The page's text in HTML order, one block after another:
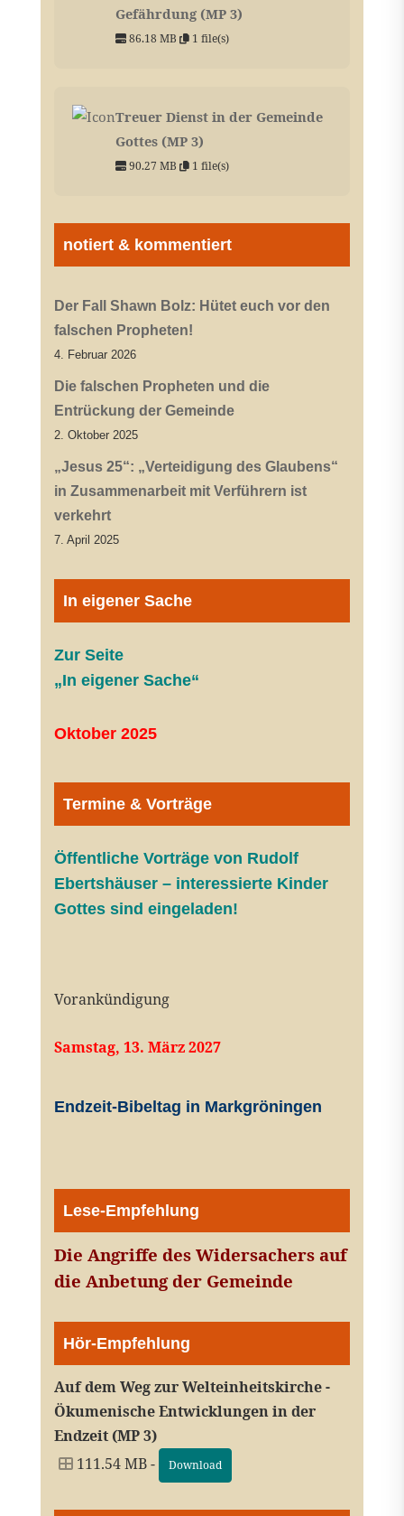
Gefährdung (MP 3)
86.18 MB 1 file(s)
Treuer Dienst in der Gemeinde
Gottes (MP 3)
90.27 MB 1 file(s)
notiert & kommentiert
Der Fall Shawn Bolz: Hütet euch vor den
falschen Propheten!
4. Februar 2026
Die falschen Propheten und die
Entrückung der Gemeinde
2. Oktober 2025
„Jesus 25“: „Verteidigung des Glaubens“
in Zusammenarbeit mit Verführern ist
verkehrt
7. April 2025
In eigener Sache
Zur Seite
„In eigener Sache“
Oktober 2025
Termine & Vorträge
Öffentliche Vorträge von Rudolf
Ebertshäuser – interessierte Kinder
Gottes sind eingeladen!
Vorankündigung
Samstag, 13. März 2027
Endzeit-Bibeltag in Markgröningen
Lese-Empfehlung
Die Angriffe des Widersachers auf
die Anbetung der Gemeinde
Hör-Empfehlung
Auf dem Weg zur Welteinheitskirche -
Ökumenische Entwicklungen in der
Endzeit (MP 3)
111.54 MB -
Download